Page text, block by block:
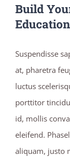
Build
Education
Suspendisse
at, pharetra
luctus
porttitor
id, mollis
eleifend.
aliquam, justo